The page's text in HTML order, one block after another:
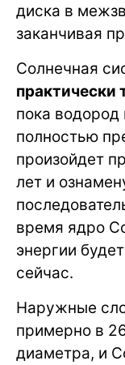
диска в
заканчивая
Солнечная
практически
пока
полностью
произойдет
лет и
время ядро
энергии
сейчас.
Наружные
примерно в
диаметра, и